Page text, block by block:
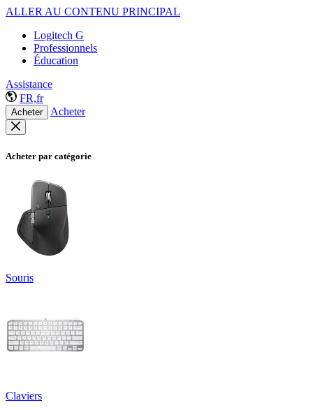
ALLER AU CONTENU PRINCIPAL
Logitech G
Professionnels
Éducation
Assistance
FR,fr
Acheter Acheter
Acheter par catégorie
Souris
Claviers